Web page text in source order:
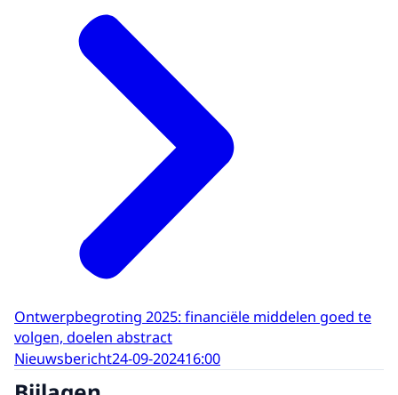
Ontwerpbegroting 2025: financiële middelen goed te
volgen, doelen abstract
Nieuwsbericht24-09-202416:00